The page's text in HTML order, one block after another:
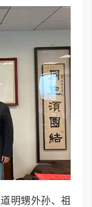
明甥外孙、祖